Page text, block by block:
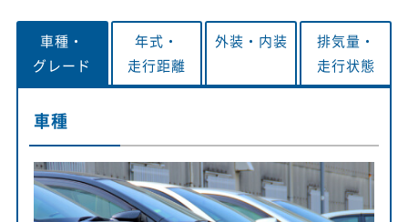
車種・
グレード
年式・
走行距離
外装・ 内装
排気量・
走行状態
車種